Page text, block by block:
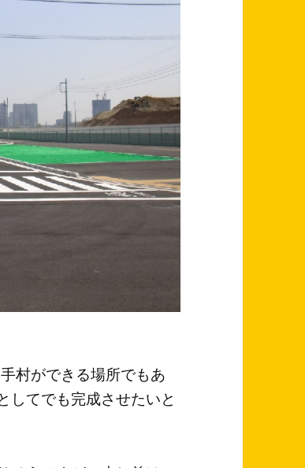
村ができる場所でもあ
してでも完成させたいと